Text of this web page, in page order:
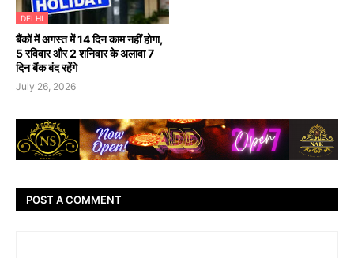
DELHI
बैंकों में अगस्त में 14 दिन काम नहीं होगा,
5 रविवार और 2 शनिवार के अलावा 7
दिन बैंक बंद रहेंगे
July 26, 2026
POST A COMMENT